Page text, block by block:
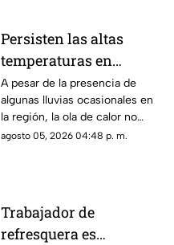
automóviles abandonados en la
vía pública.
Persisten las altas
temperaturas en
Guerrero por efecto de
la canícula
A pesar de la presencia de
algunas lluvias ocasionales en
la región, la ola de calor no
cede en el estado de Guerrero.
agosto 05, 2026 04:48 p. m.
Trabajador de
refresquera es